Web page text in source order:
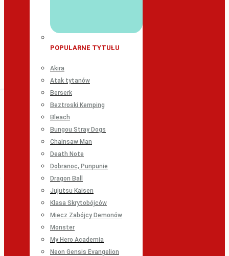
POPULARNE TYTUŁU
Akira
Atak tytanów
Berserk
Beztroski Kemping
Bleach
Bungou Stray Dogs
Chainsaw Man
Death Note
Dobranoc, Punpunie
Dragon Ball
Jujutsu Kaisen
Klasa Skrytobójców
Miecz Zabójcy Demonów
Monster
My Hero Academia
Neon Gensis Evangelion